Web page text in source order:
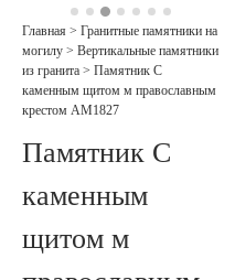
Главная > Гранитные памятники на
могилу > Вертикальные памятники
из гранита > Памятник С
каменным щитом м православным
крестом AM1827
Памятник С
каменным
щитом м